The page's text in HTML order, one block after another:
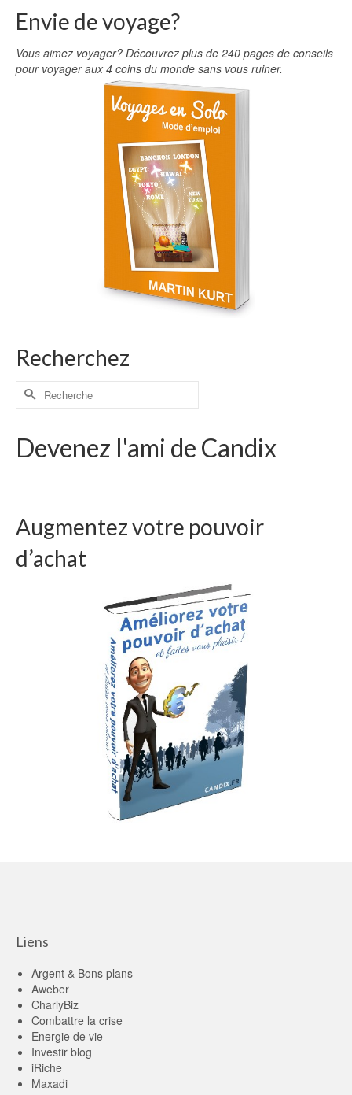
Envie de voyage?
Vous aimez voyager? Découvrez plus de 240 pages de conseils
pour voyager aux 4 coins du monde sans vous ruiner.
Recherchez
Devenez l'ami de Candix
Augmentez votre pouvoir
d’achat
Liens
Argent & Bons plans
Aweber
CharlyBiz
Combattre la crise
Energie de vie
Investir blog
iRiche
Maxadi